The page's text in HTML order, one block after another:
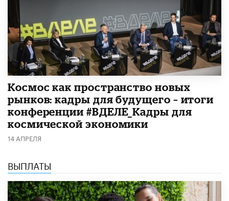
Космос как пространство новых
рынков: кадры для будущего – итоги
конференции #ВДЕЛЕ_Кадры для
космической экономики
14 АПРЕЛЯ
ВЫПЛАТЫ